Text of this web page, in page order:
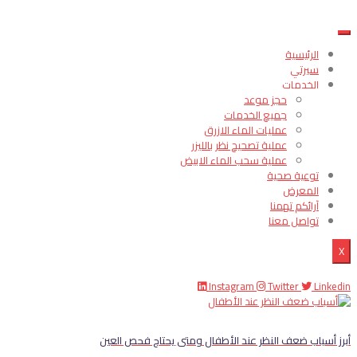
الرئيسية
سيرتي
الخدمات
حجز موعد
جميع الخدمات
عمليات الماء الازرق
عملية تصحيح نظر بالليزر
عملية سحب الماء الابيض
توعية صحية
المعرض
آرائكم تهمنا
تواصل معنا
X
Instagram Twitter Linkedin
أبرز أسباب ضعف النظر عند الأطفال ومتى يحتاج فحص العين